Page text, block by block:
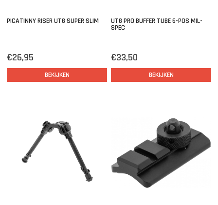
PICATINNY RISER UTG SUPER SLIM
€26,95
BEKIJKEN
UTG PRO BUFFER TUBE 6-POS MIL-
SPEC
€33,50
BEKIJKEN